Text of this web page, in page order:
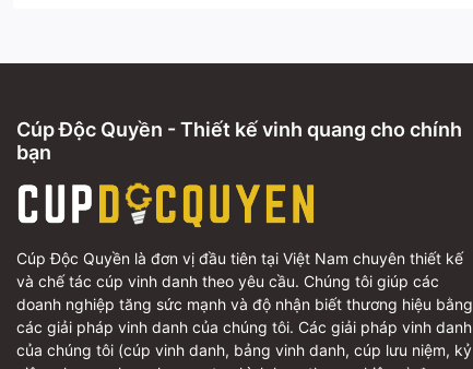
Cúp Độc Quyền - Thiết kế vinh quang cho chính
bạn
Cúp Độc Quyền là đơn vị đầu tiên tại Việt Nam chuyên thiết kế
và chế tác cúp vinh danh theo yêu cầu. Chúng tôi giúp các
doanh nghiệp tăng sức mạnh và độ nhận biết thương hiệu bằng
các giải pháp vinh danh của chúng tôi. Các giải pháp vinh danh
của chúng tôi (cúp vinh danh, bảng vinh danh, cúp lưu niệm, kỷ